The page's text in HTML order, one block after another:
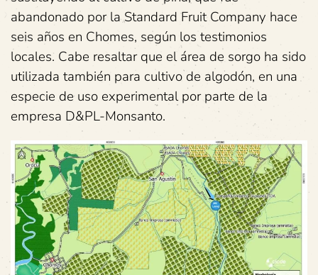
abandonado por la Standard Fruit Company hace
seis años en Chomes, según los testimonios
locales. Cabe resaltar que el área de sorgo ha sido
utilizada también para cultivo de algodón, en una
especie de uso experimental por parte de la
empresa D&PL-Monsanto.